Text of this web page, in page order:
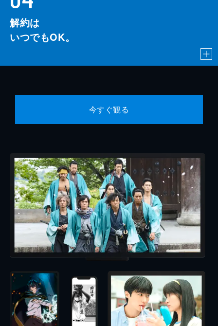
解約は
いつでもOK。
今すぐ観る